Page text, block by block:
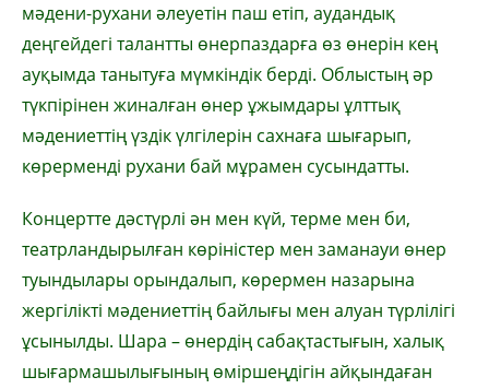
мәдени-рухани әлеуетін паш етіп, аудандық
деңгейдегі талантты өнерпаздарға өз өнерін кең
ауқымда танытуға мүмкіндік берді. Облыстың әр
түкпірінен жиналған өнер ұжымдары ұлттық
мәдениеттің үздік үлгілерін сахнаға шығарып,
көрерменді рухани бай мұрамен сусындатты.
Концертте дәстүрлі ән мен күй, терме мен би,
театрландырылған көріністер мен заманауи өнер
туындылары орындалып, көрермен назарына
жергілікті мәдениеттің байлығы мен алуан түрлілігі
ұсынылды. Шара – өнердің сабақтастығын, халық
шығармашылығының өміршеңдігін айқындаған